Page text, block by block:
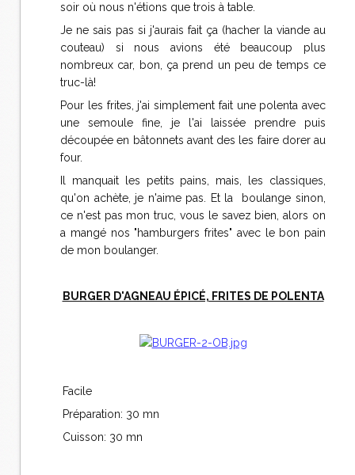
soir où nous n'étions que trois à table.
Je ne sais pas si j'aurais fait ça (hacher la viande au
couteau) si nous avions été beaucoup plus
nombreux car, bon, ça prend un peu de temps ce
truc-là!
Pour les frites, j'ai simplement fait une polenta avec
une semoule fine, je l'ai laissée prendre puis
découpée en bâtonnets avant des les faire dorer au
four.
Il manquait les petits pains, mais, les classiques,
qu'on achète, je n'aime pas. Et la boulange sinon,
ce n'est pas mon truc, vous le savez bien, alors on
a mangé nos "hamburgers frites" avec le bon pain
de mon boulanger.
BURGER D'AGNEAU ÉPICÉ, FRITES DE POLENTA
Facile
Préparation: 30 mn
Cuisson: 30 mn